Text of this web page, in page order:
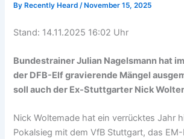
By Recently Heard/ November 15, 2025
Stand: 14.11.2025 16:02 Uhr
Bundestrainer Julian Nagelsmann hat
der DFB-Elf gravierende Mängel
soll auch der Ex-Stuttgarter Nick
Nick Woltemade hat ein verrücktes Jahr
Pokalsieg mit dem VfB Stuttgart, das